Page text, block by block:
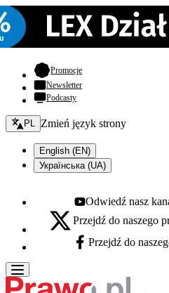
Promocje- otwiera się w nowej karcie
Newsletter
Podcasty
Zmień język - bieżący:
PL Zmień język strony
English (EN)
Українська (UA)
Youtube - otwiera się w
Odwiedź nasz
X - otwiera się w nowej karcie
Przejdź do naszego
Facebook - otwiera się w
Przejdź do